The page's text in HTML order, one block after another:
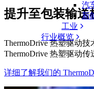
汽
新
工业
行业概览
提升至包装输送
ThermoDrive 热塑驱动
ThermoDrive 热塑驱动
详细了解我们的